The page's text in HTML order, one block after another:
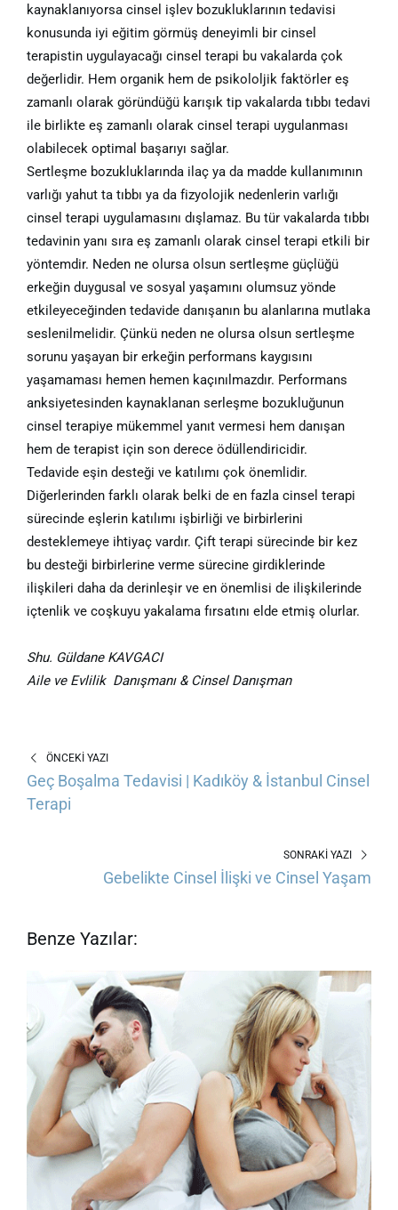
kaynaklanıyorsa cinsel işlev bozukluklarının tedavisi
konusunda iyi eğitim görmüş deneyimli bir cinsel
terapistin uygulayacağı cinsel terapi bu vakalarda çok
değerlidir. Hem organik hem de psikololjik faktörler eş
zamanlı olarak göründüğü karışık tip vakalarda tıbbı tedavi
ile birlikte eş zamanlı olarak cinsel terapi uygulanması
olabilecek optimal başarıyı sağlar.
Sertleşme bozukluklarında ilaç ya da madde kullanımının
varlığı yahut ta tıbbı ya da fizyolojik nedenlerin varlığı
cinsel terapi uygulamasını dışlamaz. Bu tür vakalarda tıbbı
tedavinin yanı sıra eş zamanlı olarak cinsel terapi etkili bir
yöntemdir. Neden ne olursa olsun sertleşme güçlüğü
erkeğin duygusal ve sosyal yaşamını olumsuz yönde
etkileyeceğinden tedavide danışanın bu alanlarına mutlaka
seslenilmelidir. Çünkü neden ne olursa olsun sertleşme
sorunu yaşayan bir erkeğin performans kaygısını
yaşamaması hemen hemen kaçınılmazdır. Performans
anksiyetesinden kaynaklanan serleşme bozukluğunun
cinsel terapiye mükemmel yanıt vermesi hem danışan
hem de terapist için son derece ödüllendiricidir.
Tedavide eşin desteği ve katılımı çok önemlidir.
Diğerlerinden farklı olarak belki de en fazla cinsel terapi
sürecinde eşlerin katılımı işbirliği ve birbirlerini
desteklemeye ihtiyaç vardır. Çift terapi sürecinde bir kez
bu desteği birbirlerine verme sürecine girdiklerinde
ilişkileri daha da derinleşir ve en önemlisi de ilişkilerinde
içtenlik ve coşkuyu yakalama fırsatını elde etmiş olurlar.
Shu. Güldane KAVGACI
Aile ve Evlilik Danışmanı & Cinsel Danışman
ÖNCEKI YAZI
Geç Boşalma Tedavisi | Kadıköy & İstanbul Cinsel
Terapi
SONRAKI YAZI
Gebelikte Cinsel İlişki ve Cinsel Yaşam
Benze Yazılar: